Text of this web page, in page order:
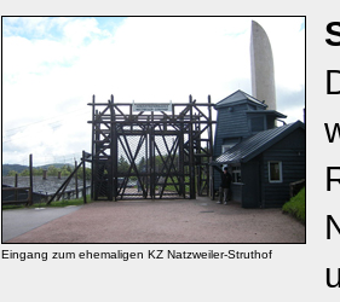
Eingang zum ehemaligen KZ Natzweiler-Struthof